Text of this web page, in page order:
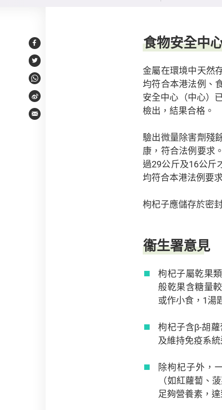
Facebook
Twitter
WhatsApp
Weibo
Email
食物安全中
金屬在環境中天然
均符合本港法例、
安全中心（中心）
檢出，結果合格。
驗出微量除害劑殘
康，符合法例要求
過29公斤及16公斤
均符合本港法例要
枸杞子應儲存於密
衞生署意見
枸杞子屬乾果
般乾果含糖量
或作小食，1湯
枸杞子含β-胡
及維持免疫系
除枸杞子外，
（如紅蘿蔔、
足夠營養素，